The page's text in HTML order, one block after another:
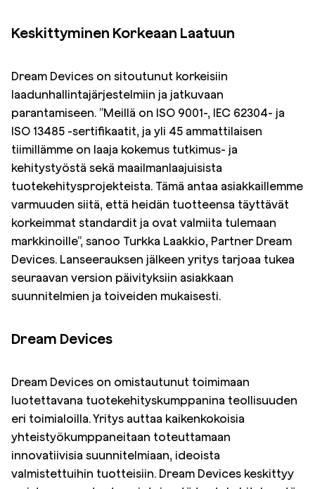
Keskittyminen Korkeaan Laatuun
Dream Devices on sitoutunut korkeisiin
laadunhallintajärjestelmiin ja jatkuvaan
parantamiseen. ”Meillä on ISO 9001-, IEC 62304- ja
ISO 13485 -sertifikaatit, ja yli 45 ammattilaisen
tiimillämme on laaja kokemus tutkimus- ja
kehitystyöstä sekä maailmanlaajuisista
tuotekehitysprojekteista. Tämä antaa asiakkaillemme
varmuuden siitä, että heidän tuotteensa täyttävät
korkeimmat standardit ja ovat valmiita tulemaan
markkinoille”, sanoo Turkka Laakkio, Partner Dream
Devices. Lanseerauksen jälkeen yritys tarjoaa tukea
seuraavan version päivityksiin asiakkaan
suunnitelmien ja toiveiden mukaisesti.
Dream Devices
Dream Devices on omistautunut toimimaan
luotettavana tuotekehityskumppanina teollisuuden
eri toimialoilla. Yritys auttaa kaikenkokoisia
yhteistyökumppaneitaan toteuttamaan
innovatiivisia suunnitelmiaan, ideoista
valmistettuihin tuotteisiin. Dream Devices keskittyy